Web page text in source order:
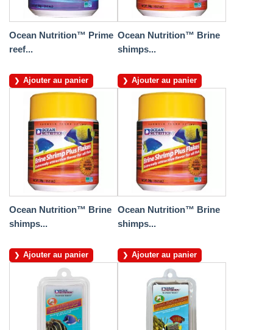
Ocean Nutrition™ Prime
reef...
Ajouter au panier
Ocean Nutrition™ Brine
shimps...
Ajouter au panier
Ocean Nutrition™ Brine
shimps...
Ajouter au panier
Ocean Nutrition™ Brine
shimps...
Ajouter au panier